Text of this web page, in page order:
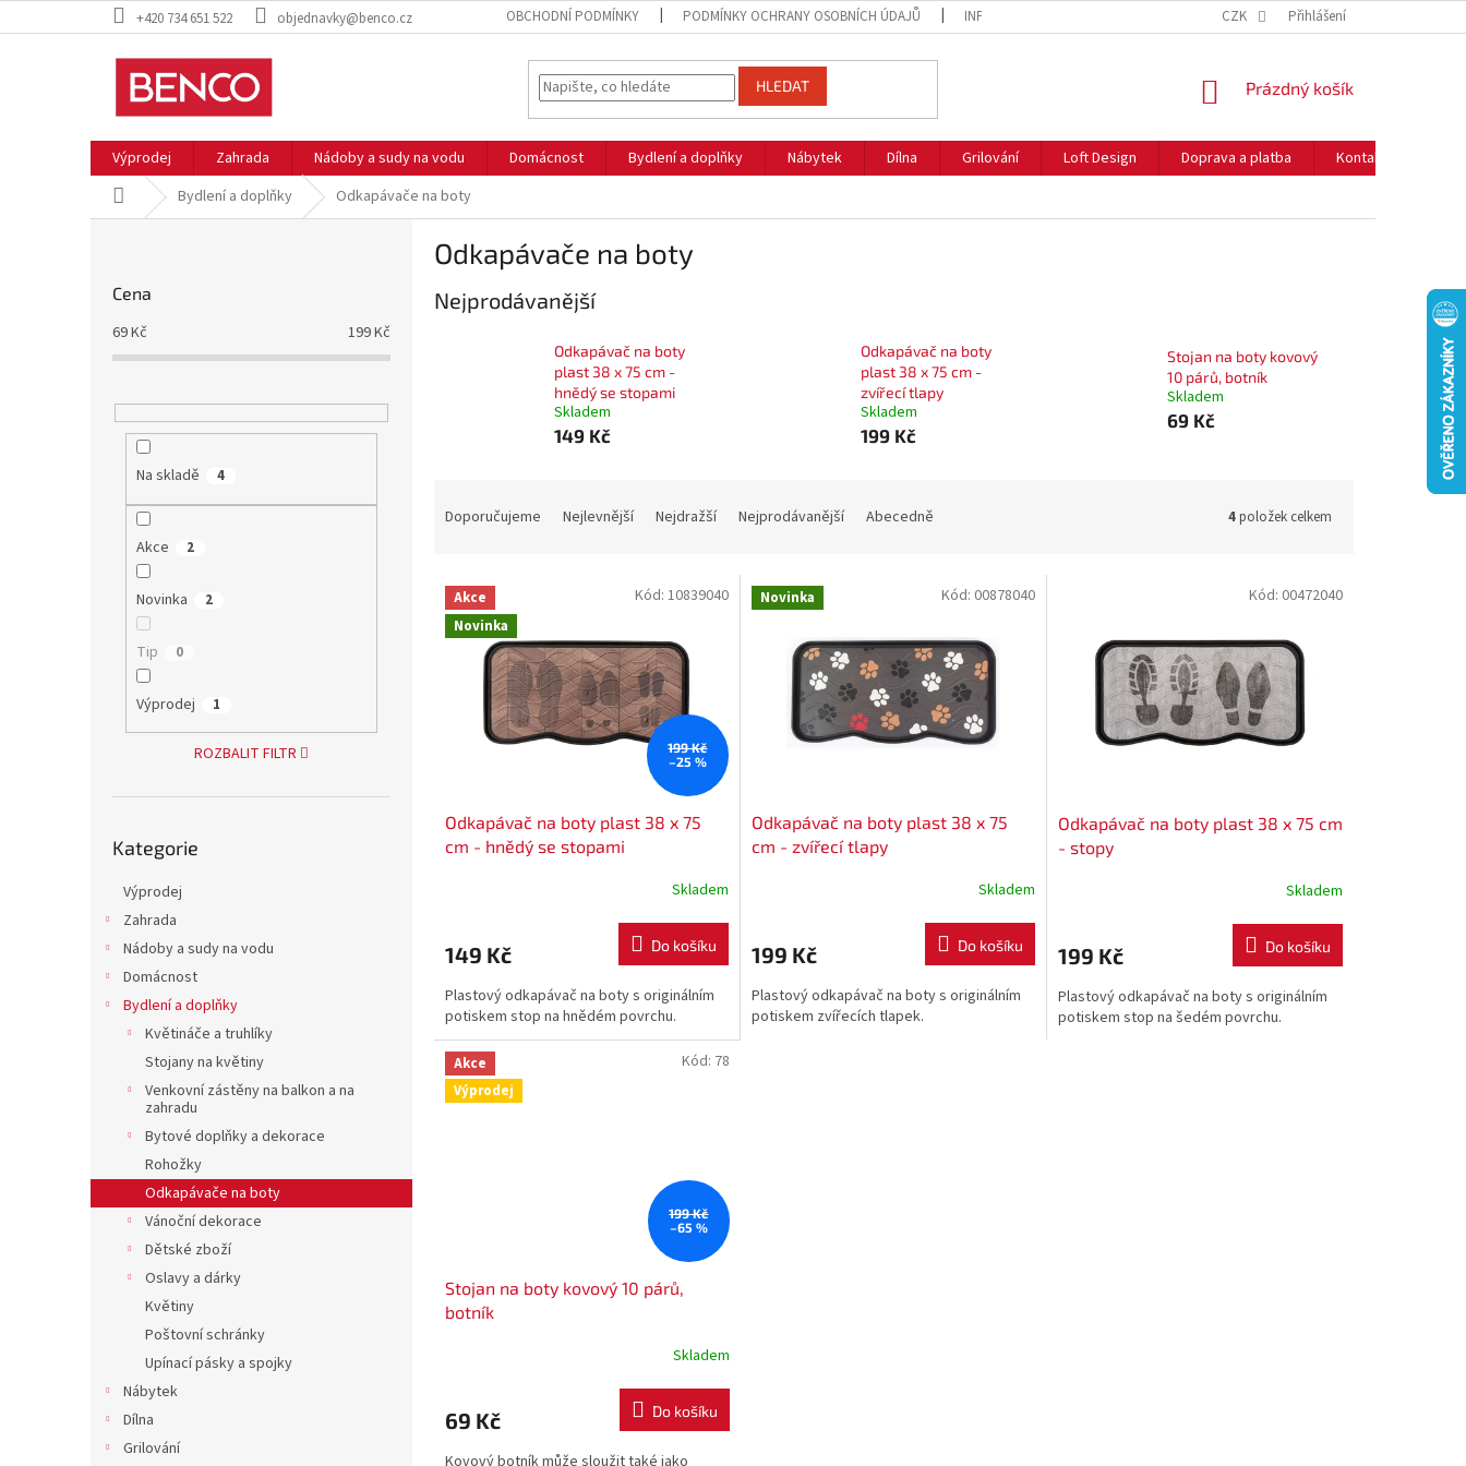
na
+420 734 651 522 objednavky@benco.cz OBCHODNÍ PODMÍNKY PODMÍNKY OCHRANY OSOBNÍCH ÚDAJŮ INFORMACE O COOKIES NEJČASTĚJŠÍ OTÁZKY
CZK Přihlášení
HLEDAT
NÁKUPNÍ
Prázdný košík
Výprodej Zahrada Nádoby a sudy na vodu Domácnost Bydlení a doplňky Nábytek Dílna Grilování Loft Design Doprava a platba Kontakty
Domů Bydlení a doplňky Odkapávače na boty
Cena
69Kč 199Kč
Na skladě 4
Akce 2
Novinka 2
Tip 0
Výprodej 1
ROZBALIT FILTR
kategorie
Kategorie
Výprodej
Zahrada
Nádoby a sudy na vodu
Domácnost
Bydlení a doplňky
Květináče a truhlíky
Stojany na květiny
Venkovní zástěny na balkon a na
zahradu
Bytové doplňky a dekorace
Rohožky
Odkapávače na boty
Vánoční dekorace
Dětské zboží
Oslavy a dárky
Květiny
Poštovní schránky
Upínací pásky a spojky
Nábytek
Dílna
Grilování
Odkapávače na boty
Nejprodávanější
Odkapávač na boty
plast 38 x 75 cm -
hnědý se stopami
Skladem
149 Kč
Odkapávač na boty
plast 38 x 75 cm -
zvířecí tlapy
Skladem
199 Kč
Stojan na boty kovový
10 párů, botník
Skladem
69 Kč
n
p
Doporučujeme Nejlevnější Nejdražší Nejprodávanější Abecedně 4položek celkem
V
p
Akce
Novinka
199 Kč
–25 %
Odkapávač na boty plast 38 x 75
cm - hnědý se stopami
Skladem
149 Kč Do košíku
Plastový odkapávač na boty s originálním
potiskem stop na hnědém povrchu.
Kód: 10839040 Novinka
Odkapávač na boty plast 38 x 75
cm - zvířecí tlapy
Skladem
199 Kč Do košíku
Plastový odkapávač na boty s originálním
potiskem zvířecích tlapek.
Kód: 00878040
Odkapávač na boty plast 38 x 75 cm
- stopy
Skladem
199 Kč Do košíku
Plastový odkapávač na boty s originálním
potiskem stop na šedém povrchu.
Kód: 00472040
Akce
Výprodej
199 Kč
–65 %
Stojan na boty kovový 10 párů,
botník
Skladem
69 Kč Do košíku
Kovový botník může sloužit také jako
Kód: 78